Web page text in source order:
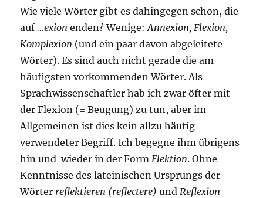
Wie viele Wörter gibt es dahingegen schon, die
auf…exion enden? Wenige:Annexion, Flexion,
Komplexion (und ein paar davon abgeleitete
Wörter). Es sind auch nicht gerade die am
häufigsten vorkommenden Wörter. Als
Sprachwissenschaftler hab ich zwar öfter mit
der Flexion (= Beugung) zu tun, aber im
Allgemeinen ist dies kein allzu häufig
verwendeter Begriff. Ich begegne ihm übrigens
hin und wieder in der Form Flektion. Ohne
Kenntnisse des lateinischen Ursprungs der
Wörter reflektieren (reflectere) und Reflexion